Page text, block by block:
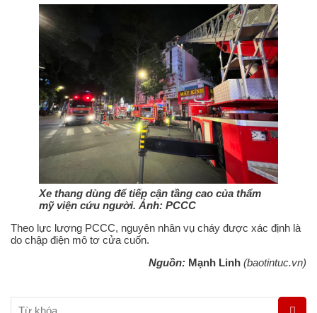
Xe thang dùng để tiếp cận tầng cao của thẩm
mỹ viện cứu người. Ảnh: PCCC
Theo lực lượng PCCC, nguyên nhân vụ cháy được xác định là
do chập điện mô tơ cửa cuốn.
Nguồn: Mạnh Linh (baotintuc.vn)